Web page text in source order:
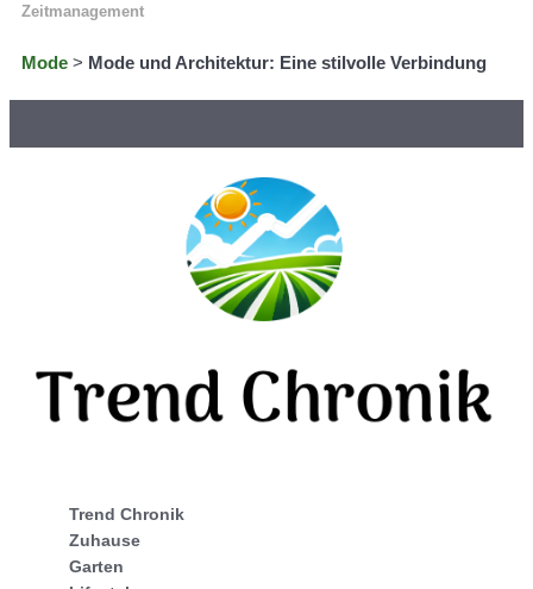
Zeitmanagement
Mode > Mode und Architektur: Eine stilvolle Verbindung
Trend Chronik
Zuhause
Garten